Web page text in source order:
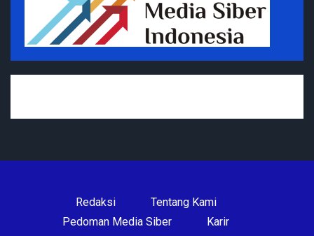
Redaksi
Tentang Kami
Pedoman Media Siber
Karir